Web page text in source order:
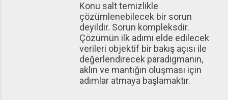
Konu salt temizlikle
çözümlenebilecek bir sorun
deyildir. Sorun kompleksdir.
Çözümün ilk adımı elde edilecek
verileri objektif bir bakış açısı ile
değerlendirecek paradigmanın,
aklın ve mantığın oluşması için
adımlar atmaya başlamaktır.